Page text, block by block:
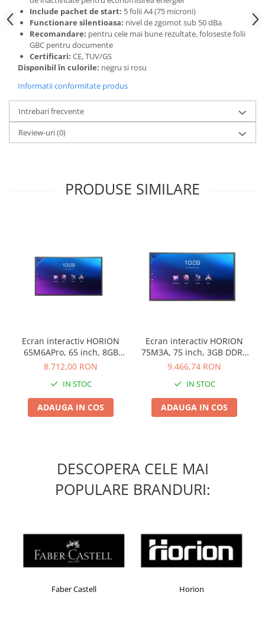
Camasi
Pantaloni
Pantaloni cu pieptar
Hanorace
Jachete
Reflectorizante
Incaltaminte
Incaltaminte de lucru si protectie
Manusi de protectie
Ochelari de protectie si viziere
Masti de protectie respiratorie
Sepci, caciuli si esarfe
Sosete de lucru
Branturi
Diverse accesorii
Articole de unica folosinta
Copii - tricouri si hanorace
Sisteme de afisare
Ecrane de proiectie
Table magnetice (whiteboard-uri)
Electronice si accesorii tech
Gadgeturi mobile
Securitate digitala
Include pachet de start: 5 folii A4 (75 microni)
Functionare silentioasa: nivel de zgomot sub 50 dBa
Recomandare: pentru cele mai bune rezultate, foloseste folii
GBC pentru documente
Certificari: CE, TUV/GS
Disponibil în culorile: negru si rosu
Informatii conformitate produs
Intrebari frecvente
Review-uri(0)
PRODUSE SIMILARE
Ecran interactiv HORION
65M6APro, 65 inch, 8GB
DDR4 + 128GB Standard,
core A
8.712,00 RON
IN STOC
ADAUGA IN COS
Ecran interactiv HORION
75M3A, 75 inch, 3GB DDR4
+ 32GB Standard, Android
A73+A53
9.466,74 RON
IN STOC
ADAUGA IN COS
DESCOPERA CELE MAI
POPULARE BRANDURI:
Faber Castell Horion